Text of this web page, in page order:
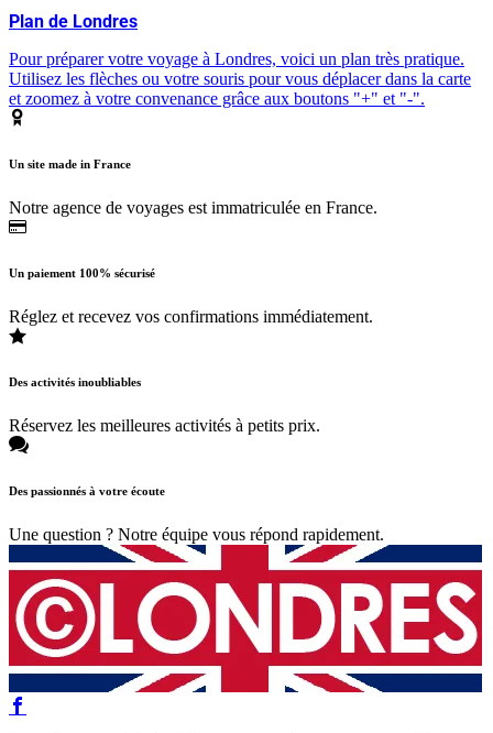
Plan de Londres
Pour préparer votre voyage à Londres, voici un plan très pratique.
Utilisez les flèches ou votre souris pour vous déplacer dans la carte
et zoomez à votre convenance grâce aux boutons "+" et "-".
Un site made in France
Notre agence de voyages est immatriculée en France.
Un paiement 100% sécurisé
Réglez et recevez vos confirmations immédiatement.
Des activités inoubliables
Réservez les meilleures activités à petits prix.
Des passionnés à votre écoute
Une question ? Notre équipe vous répond rapidement.